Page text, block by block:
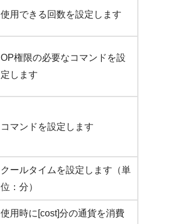
使用できる回数を設定します
OP権限の必要なコマンドを設
定します
コマンドを設定します
クールタイムを設定します（単
位：分）
使用時に[cost]分の通貨を消費